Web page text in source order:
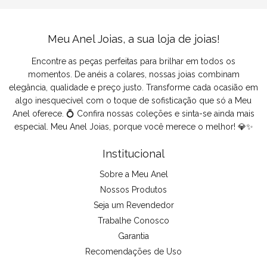
Meu Anel Joias, a sua loja de joias!
Encontre as peças perfeitas para brilhar em todos os
momentos. De anéis a colares, nossas joias combinam
elegância, qualidade e preço justo. Transforme cada ocasião em
algo inesquecível com o toque de sofisticação que só a Meu
Anel oferece. 💍 Confira nossas coleções e sinta-se ainda mais
especial. Meu Anel Joias, porque você merece o melhor! 💎✨
Institucional
Sobre a Meu Anel
Nossos Produtos
Seja um Revendedor
Trabalhe Conosco
Garantia
Recomendações de Uso